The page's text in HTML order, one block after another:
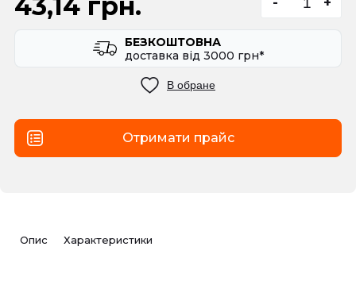
43,14 грн.
БЕЗКОШТОВНА
доставка вiд 3000 грн*
В обране
Отримати прайс
Опис Характеристики